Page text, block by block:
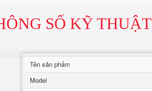
SỐ KỸ THUẬT
Tên sản phẩm
Model